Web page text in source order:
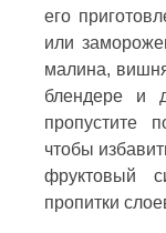
его
или
малина,
блендере и
пропустите
чтобы
фруктовый
пропитки